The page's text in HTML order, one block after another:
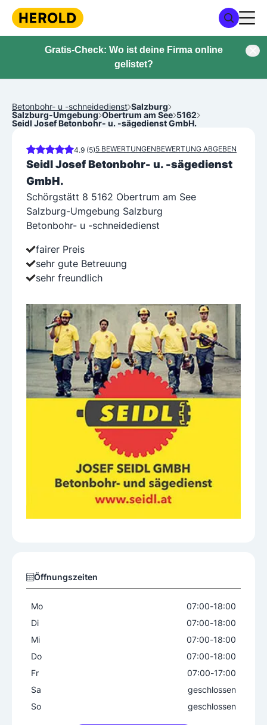
Gratis-Check: Wo ist deine Firma online
gelistet?
Betonbohr- u -schneidedienst Salzburg
Salzburg-Umgebung Obertrum am See 5162
Seidl Josef Betonbohr- u. -sägedienst GmbH.
4.9 (5)5 BEWERTUNGENBEWERTUNG ABGEBEN
Seidl Josef Betonbohr- u. -sägedienst
GmbH.
Schörgstätt 8 5162 Obertrum am See
Salzburg-Umgebung Salzburg
Betonbohr- u -schneidedienst
fairer Preis
sehr gute Betreuung
sehr freundlich
Öffnungszeiten
Mo 07:00-18:00
Di
07:00-18:00
Mi
07:00-18:00
Do
07:00-18:00
Fr
07:00-17:00
Sa
geschlossen
So
geschlossen